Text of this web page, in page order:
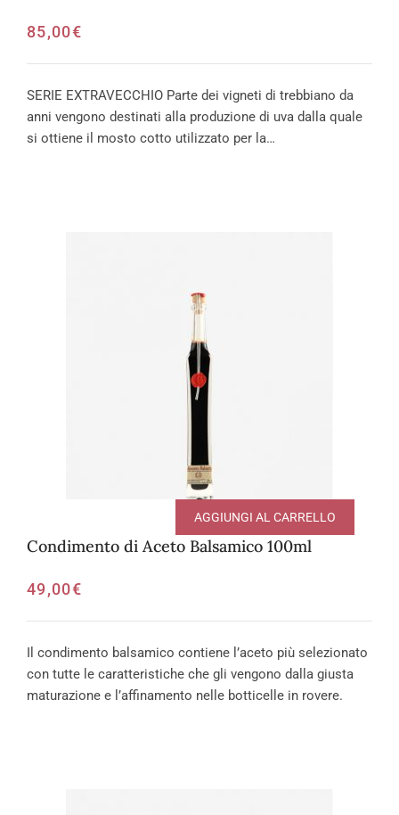
85,00€
SERIE EXTRAVECCHIO Parte dei vigneti di trebbiano da
anni vengono destinati alla produzione di uva dalla quale
si ottiene il mosto cotto utilizzato per la…
Condimento di Aceto Balsamico 100ml
49,00€
AGGIUNGI AL CARRELLO
Il condimento balsamico contiene l’aceto più selezionato
con tutte le caratteristiche che gli vengono dalla giusta
maturazione e l’affinamento nelle botticelle in rovere.